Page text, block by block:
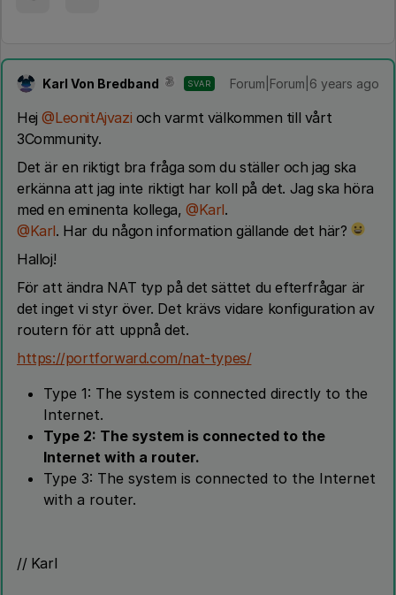
Karl Von Bredband SVAR Forum|Forum|6 years ago
Hej@LeonitAjvazi och varmt välkommen till vårt
3Community.
Det är en riktigt bra fråga som du ställer och jag ska
erkänna att jag inte riktigt har koll på det. Jag ska höra
med en eminenta kollega,@Karl.
@Karl. Har du någon information gällande det här?
Halloj!
För att ändra NAT typ på det sättet du efterfrågar är
det inget vi styr över. Det krävs vidare konfiguration av
routern för att uppnå det.
https://portforward.com/nat-types/
Type 1: The system is connected directly to the
Internet.
Type 2: The system is connected to the
Internet with a router.
Type 3: The system is connected to the Internet
with a router.
// Karl